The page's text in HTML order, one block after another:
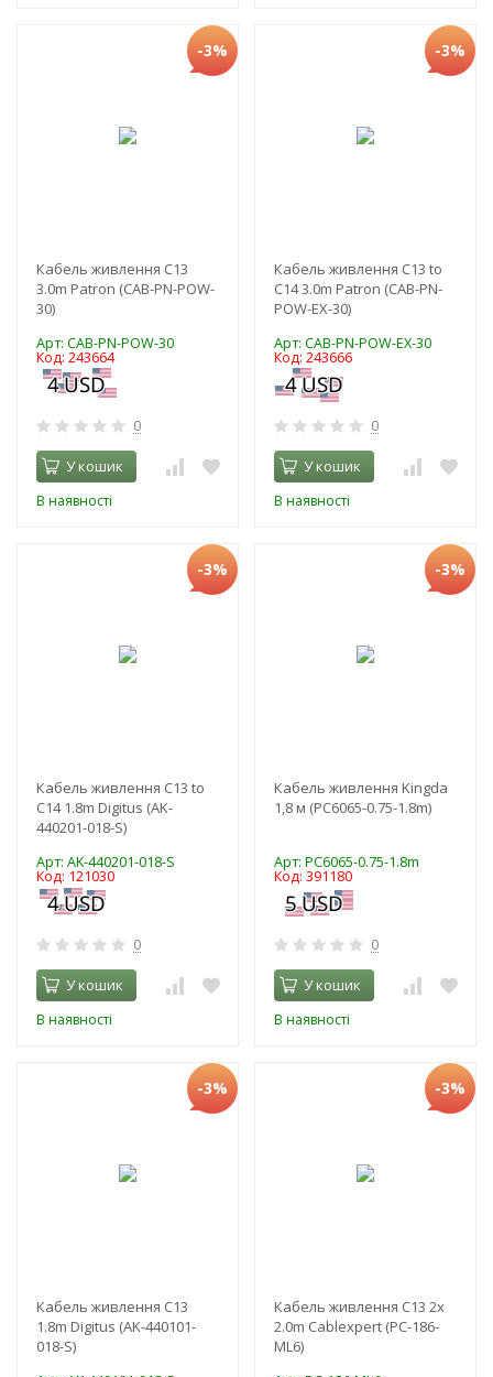
-3%
Кабель живлення C13
3.0m Patron (CAB-PN-POW-
30)
Арт: CAB-PN-POW-30
Код: 243664
0
У кошик
В наявності
-3%
Кабель живлення C13 to
C14 3.0m Patron (CAB-PN-
POW-EX-30)
Арт: CAB-PN-POW-EX-30
Код: 243666
0
У кошик
В наявності
-3%
Кабель живлення C13 to
C14 1.8m Digitus (AK-
440201-018-S)
Арт: AK-440201-018-S
Код: 121030
0
У кошик
В наявності
-3%
Кабель живлення Kingda
1,8 м (PC6065-0.75-1.8m)
Арт: PC6065-0.75-1.8m
Код: 391180
0
У кошик
В наявності
-3%
Кабель живлення C13
1.8m Digitus (AK-440101-
018-S)
-3%
Кабель живлення C13 2x
2.0m Cablexpert (PC-186-
ML6)